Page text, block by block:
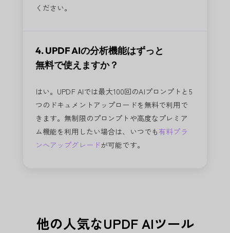
ください。
4. UPDF AIの分析機能はずっと
無料で使えますか？
はい。UPDF AIでは最大100回のAIプロンプトと5
つのドキュメントアップロードを無料で利用で
きます。無制限のプロンプトや高度なプレミア
ム機能を利用したい場合は、いつでも有料プラ
ンへアップグレードが可能です。
他の人気なUPDF AIツール